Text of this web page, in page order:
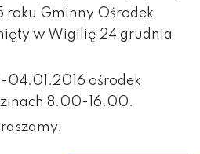
roku Gminny Ośrodek
w Wigilię 24 grudnia
04.01.2016 ośrodek
8.00-16.00.